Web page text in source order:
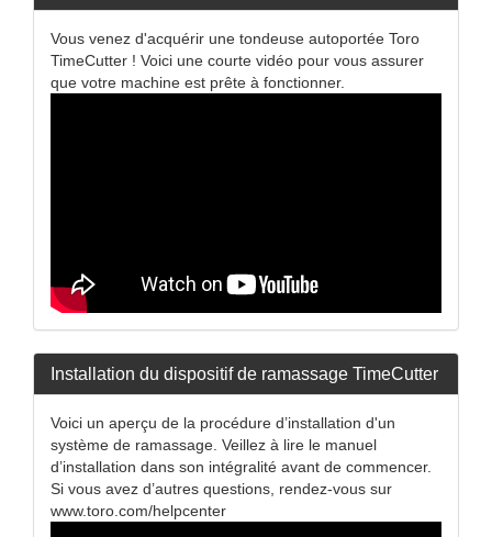
Vous venez d'acquérir une tondeuse autoportée Toro
TimeCutter ! Voici une courte vidéo pour vous assurer
que votre machine est prête à fonctionner.
Installation du dispositif de ramassage TimeCutter
Voici un aperçu de la procédure d’installation d'un
système de ramassage. Veillez à lire le manuel
d’installation dans son intégralité avant de commencer.
Si vous avez d’autres questions, rendez-vous sur
www.toro.com/helpcenter